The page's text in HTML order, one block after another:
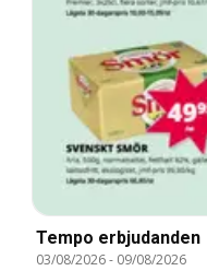
Tempo erbjudanden
03/08/2026- 09/08/2026